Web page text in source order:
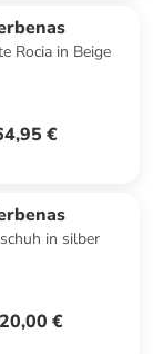
Rocia in Beige
€
in silber
€